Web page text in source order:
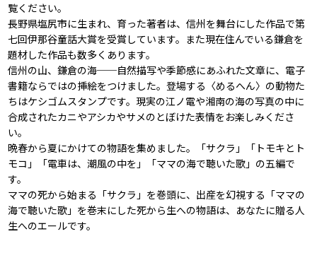
覧ください。
長野県塩尻市に生まれ、育った著者は、信州を舞台にした作品で第
七回伊那谷童話大賞を受賞しています。また現在住んでいる鎌倉を
題材した作品も数多くあります。
信州の山、鎌倉の海──自然描写や季節感にあふれた文章に、電子
書籍ならではの挿絵をつけました。登場する〈めるへん〉の動物た
ちはケシゴムスタンプです。現実の江ノ電や湘南の海の写真の中に
合成されたカニやアシカやサメのとぼけた表情をお楽しみくださ
い。
晩春から夏にかけての物語を集めました。「サクラ」「トモキとト
モコ」「電車は、潮風の中を」「ママの海で聴いた歌」の五編で
す。
ママの死から始まる「サクラ」を巻頭に、出産を幻視する「ママの
海で聴いた歌」を巻末にした死から生への物語は、あなたに贈る人
生へのエールです。